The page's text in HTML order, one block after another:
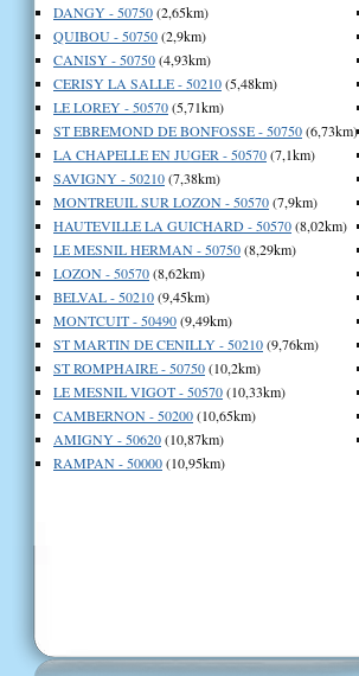
DANGY - 50750(2,65km)
QUIBOU - 50750(2,9km)
CANISY - 50750(4,93km)
CERISY LA SALLE - 50210(5,48km)
LE LOREY - 50570(5,71km)
ST EBREMOND DE BONFOSSE - 50750(6,73km)
LA CHAPELLE EN JUGER - 50570(7,1km)
SAVIGNY - 50210(7,38km)
MONTREUIL SUR LOZON - 50570(7,9km)
HAUTEVILLE LA GUICHARD - 50570(8,02km)
LE MESNIL HERMAN - 50750(8,29km)
LOZON - 50570(8,62km)
BELVAL - 50210(9,45km)
MONTCUIT - 50490(9,49km)
ST MARTIN DE CENILLY - 50210(9,76km)
ST ROMPHAIRE - 50750(10,2km)
LE MESNIL VIGOT - 50570(10,33km)
CAMBERNON - 50200(10,65km)
AMIGNY - 50620(10,87km)
RAMPAN - 50000(10,95km)